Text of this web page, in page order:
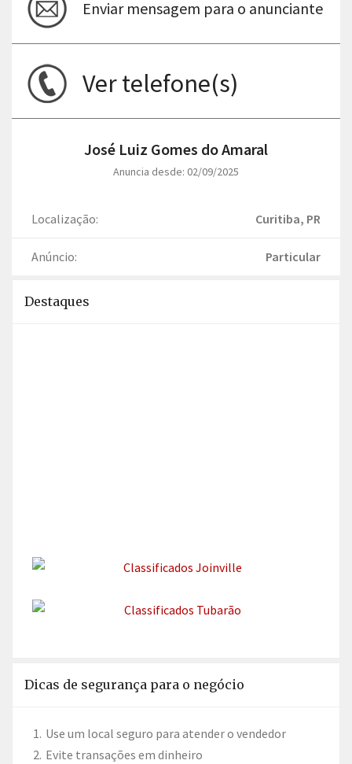
Enviar mensagem para o anunciante
Ver telefone(s)
José Luiz Gomes do Amaral
Anuncia desde: 02/09/2025
Localização: Curitiba, PR
Anúncio: Particular
Destaques
Dicas de segurança para o negócio
Use um local seguro para atender o vendedor
Evite transações em dinheiro